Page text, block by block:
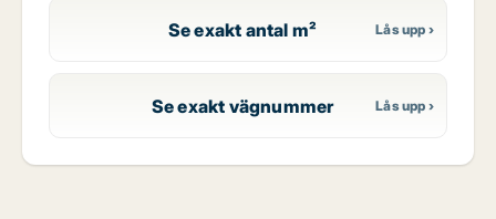
Se exakt antal m²
Se exakt vägnummer